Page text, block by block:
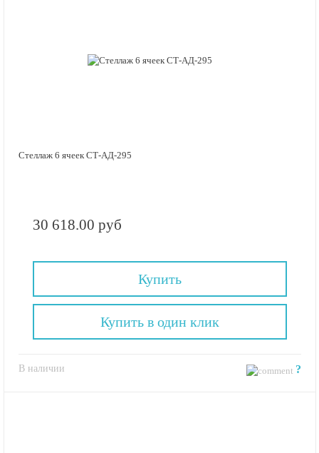
Стеллаж 6 ячеек СТ-АД-295
30 618.00 руб
Купить
В наличии ?
Купить в один клик